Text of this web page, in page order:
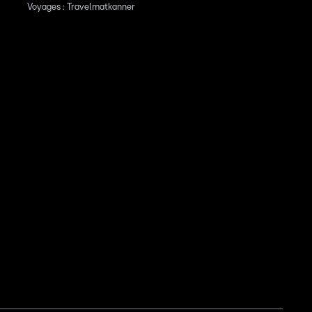
Voyages : Travelmatkanner